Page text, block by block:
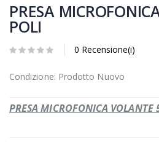
PRESA
POLI
0 Recensione(i)
Condizione: Prodotto Nuovo
PRESA MICROFONICA VOLANTE